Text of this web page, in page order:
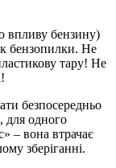
впливу бензину)
бензопилки. Не
тару! Не
безпосередньо
для одного
– вона втрачає
зберіганні.